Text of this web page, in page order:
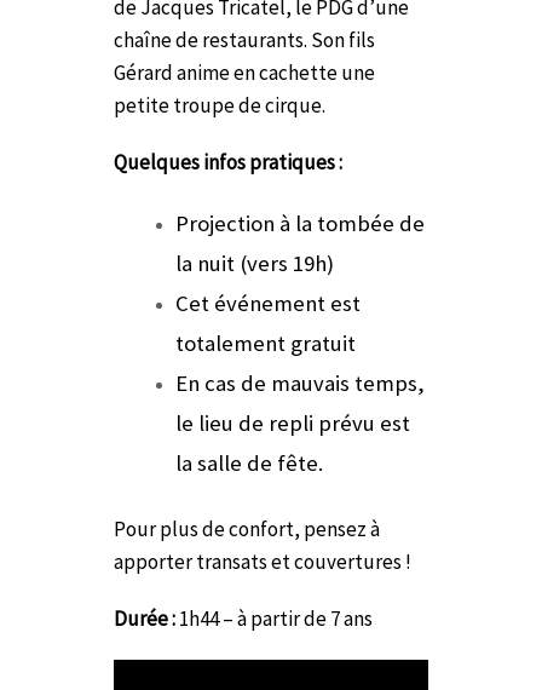
de Jacques Tricatel, le PDG d’une
chaîne de restaurants. Son fils
Gérard anime en cachette une
petite troupe de cirque.
Quelques infos pratiques :
Projection à la tombée de
la nuit (vers 19h)
Cet événement est
totalement gratuit
En cas de mauvais temps,
le lieu de repli prévu est
la salle de fête.
Pour plus de confort, pensez à
apporter transats et couvertures !
Durée :1h44 – à partir de 7 ans